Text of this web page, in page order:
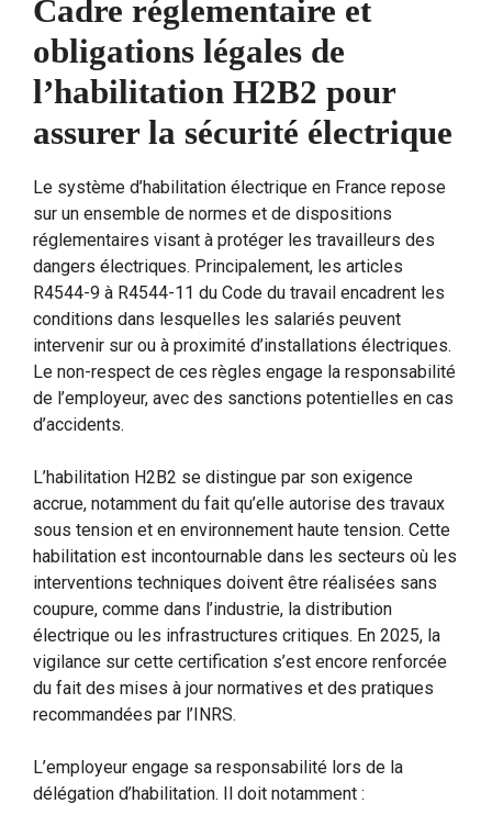
Cadre réglementaire et
obligations légales de
l’habilitation H2B2 pour
assurer la sécurité électrique
Le système d’habilitation électrique en France repose
sur un ensemble de normes et de dispositions
réglementaires visant à protéger les travailleurs des
dangers électriques. Principalement, les articles
R4544-9 à R4544-11 du Code du travail encadrent les
conditions dans lesquelles les salariés peuvent
intervenir sur ou à proximité d’installations électriques.
Le non-respect de ces règles engage la responsabilité
de l’employeur, avec des sanctions potentielles en cas
d’accidents.
L’habilitation H2B2 se distingue par son exigence
accrue, notamment du fait qu’elle autorise des travaux
sous tension et en environnement haute tension. Cette
habilitation est incontournable dans les secteurs où les
interventions techniques doivent être réalisées sans
coupure, comme dans l’industrie, la distribution
électrique ou les infrastructures critiques. En 2025, la
vigilance sur cette certification s’est encore renforcée
du fait des mises à jour normatives et des pratiques
recommandées par l’INRS.
L’employeur engage sa responsabilité lors de la
délégation d’habilitation. Il doit notamment :